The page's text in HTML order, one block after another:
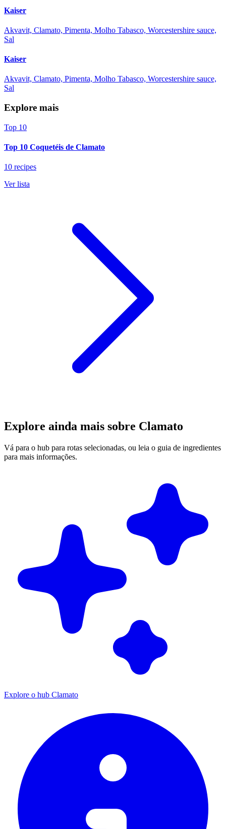
Kaiser
Akvavit, Clamato, Pimenta, Molho Tabasco, Worcestershire sauce,
Sal
Kaiser
Akvavit, Clamato, Pimenta, Molho Tabasco, Worcestershire sauce,
Sal
Explore mais
Top 10
Top 10 Coquetéis de Clamato
10 recipes
Ver lista
Explore ainda mais sobre Clamato
Vá para o hub para rotas selecionadas, ou leia o guia de ingredientes
para mais informações.
Explore o hub Clamato